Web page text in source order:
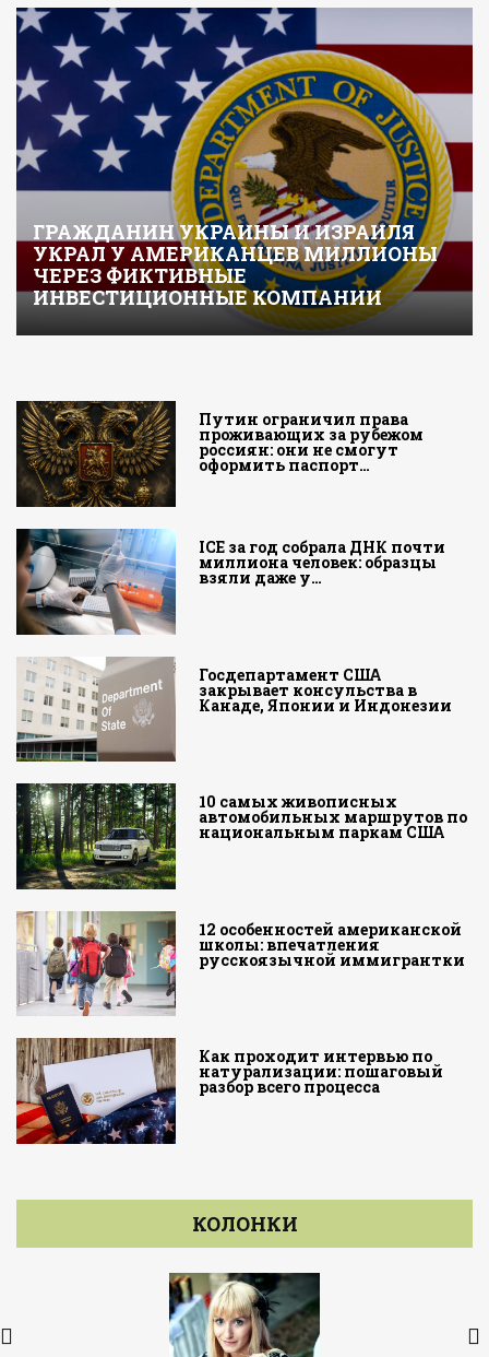
ГРАЖДАНИН УКРАИНЫ И ИЗРАИЛЯ
УКРАЛ У АМЕРИКАНЦЕВ МИЛЛИОНЫ
ЧЕРЕЗ ФИКТИВНЫЕ
ИНВЕСТИЦИОННЫЕ КОМПАНИИ
Путин ограничил права
проживающих за рубежом
россиян: они не смогут
оформить паспорт…
ICE за год собрала ДНК почти
миллиона человек: образцы
взяли даже у…
Госдепартамент США
закрывает консульства в
Канаде, Японии и Индонезии
10 самых живописных
автомобильных маршрутов по
национальным паркам США
12 особенностей американской
школы: впечатления
русскоязычной иммигрантки
Как проходит интервью по
натурализации: пошаговый
разбор всего процесса
КОЛОНКИ